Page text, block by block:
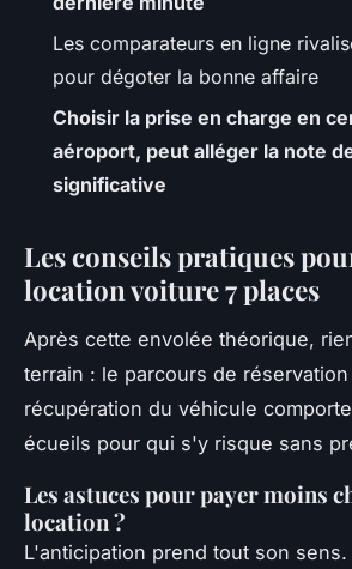
Les comparateurs en ligne
pour dégoter la bonne affaire
Choisir la prise en charge en
aéroport, peut alléger la note
significative
Les conseils pratiques
location voiture 7 places
Après cette envolée théorique,
terrain : le parcours de réservation
récupération du véhicule
écueils pour qui s'y risque sans
Les astuces pour payer moins
location ?
L'anticipation prend tout son